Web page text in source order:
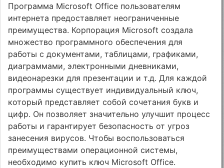
Программа Microsoft Office пользователям
интернета предоставляет неограниченные
преимущества. Корпорация Microsoft создала
множество программного обеспечения для
работы с документами, таблицами, графиками,
диаграммами, электронными дневниками,
видеонарезки для презентации и т.д. Для каждой
программы существует индивидуальный ключ,
который представляет собой сочетания букв и
цифр. Он позволяет значительно улучшит процесс
работы и гарантирует безопасность от угроз
занесения вирусов. Чтобы воспользоваться
преимуществами операционной системы,
необходимо купить ключ Microsoft Office.